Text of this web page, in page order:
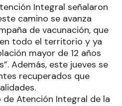
Integral señalaron
camino se avanza
de vacunación, que
todo el territorio y ya
mayor de 12 años
Además, este jueves se
recuperados que
de Atención Integral de la